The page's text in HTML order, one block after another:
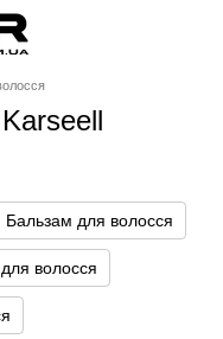
Бальзам для волосся
волосся